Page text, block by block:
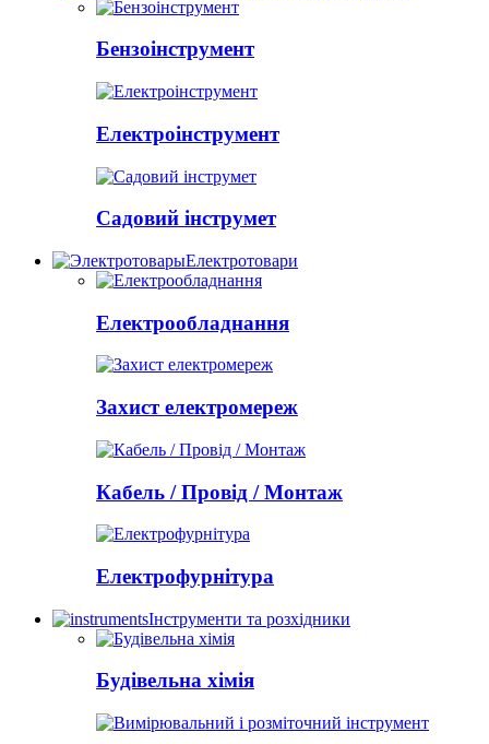
Бензоінструмент
Електроінструмент
Садовий інструмет
Електротовари
Електрообладнання
Захист електромереж
Кабель / Провід / Монтаж
Електрофурнітура
Інструменти та розхідники
Будівельна хімія